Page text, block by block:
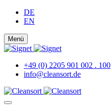
DE
EN
Menü
+49 (0) 2205 901 002 . 100
info@cleansort.de